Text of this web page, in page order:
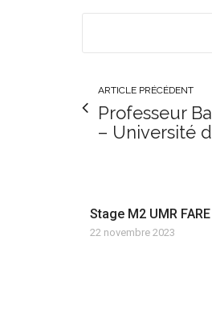
ARTICLE PRÉCÉDENT
Professeur
– Université
Stage M2 UMR
22 novembre 2023